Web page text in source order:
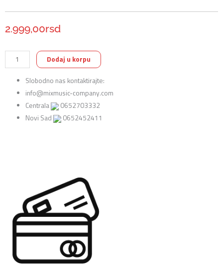
2.999,00rsd
Perris
Leathers
DTL25SL-
11060
Slayer
Kožni
Dodaj u korpu
Slobodno nas kontaktirajte:
info@mixmusic-company.com
Centrala
0652703332
Novi Sad
0652452411